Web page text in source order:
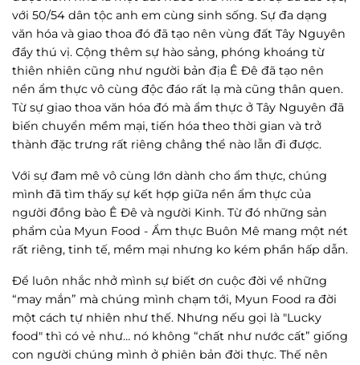
với 50/54 dân tộc anh em cùng sinh sống. Sự đa dạng
văn hóa và giao thoa đó đã tạo nên vùng đất Tây Nguyên
đầy thú vị. Cộng thêm sự hào sảng, phóng khoáng từ
thiên nhiên cũng như người bản địa Ê Đê đã tạo nên
nền ẩm thực vô cùng độc đáo rất lạ mà cũng thân quen.
Từ sự giao thoa văn hóa đó mà ẩm thực ở Tây Nguyên đã
biến chuyển mềm mại, tiến hóa theo thời gian và trở
thành đặc trưng rất riêng chẳng thể nào lẫn đi được.
Với sự đam mê vô cùng lớn dành cho ẩm thực, chúng
mình đã tìm thấy sự kết hợp giữa nền ẩm thực của
người đồng bào Ê Đê và người Kinh. Từ đó những sản
phẩm của Myun Food - Ẩm thực Buôn Mê mang một nét
rất riêng, tinh tế, mềm mại nhưng ko kém phần hấp dẫn.
Để luôn nhắc nhở mình sự biết ơn cuộc đời về những
“may mắn” mà chúng mình chạm tới, Myun Food ra đời
một cách tự nhiên như thế. Nhưng nếu gọi là "Lucky
food" thì có vẻ như… nó không “chất như nước cất” giống
con người chúng mình ở phiên bản đời thực. Thế nên